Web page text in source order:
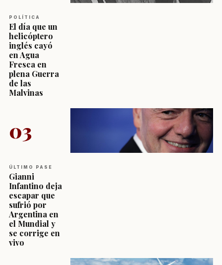
POLÍTICA
El día que un
helicóptero
inglés cayó
en Agua
Fresca en
plena Guerra
de las
Malvinas
03
ÚLTIMO PASE
Gianni
Infantino deja
escapar que
sufrió por
Argentina en
el Mundial y
se corrige en
vivo